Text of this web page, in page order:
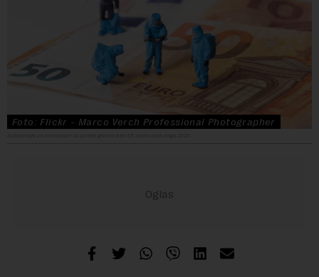
Foto: Flickr - Marco Verch Professional Photographer